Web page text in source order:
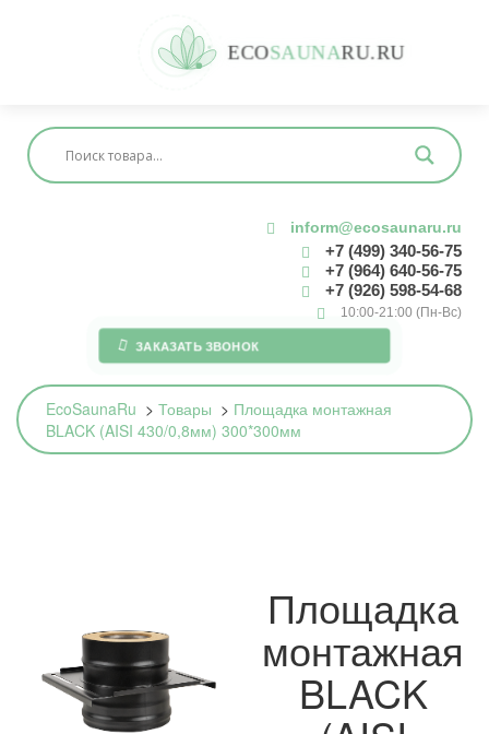
ECOSAUNARU.RU
inform@ecosaunaru.ru
+7 (499) 340-56-75
+7 (964) 640-56-75
+7 (926) 598-54-68
10:00-21:00 (Пн-Вс)
ЗАКАЗАТЬ ЗВОНОК
EcoSaunaRu > Товары > Площадка монтажная
BLACK (AISI 430/0,8мм) 300*300мм
Площадка
монтажная
BLACK